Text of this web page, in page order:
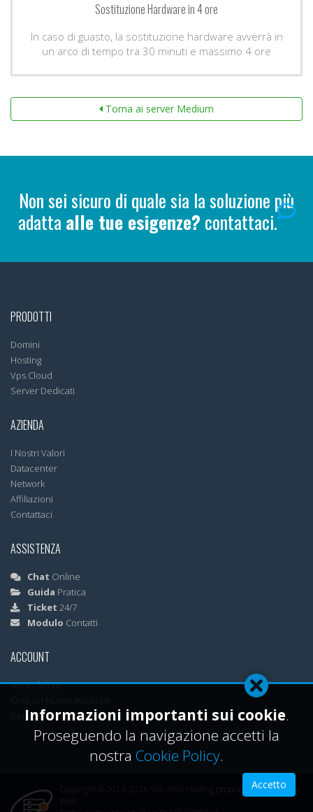
Sostituzione Hardware in 4 ore
In caso di guasto, la sostituzione hardware avverrà in
un arco di tempo tra 30 minuti e massimo 4 ore
Torna ai server Medium
Non sei sicuro di quale sia la soluzione più
adatta alle tue esigenze? contattaci.
PRODOTTI
Domini
Hosting
Vps Cloud
Server Dedicati
AZIENDA
I Nostri Valori
Datacenter
Network
Affiliazioni
Contattaci
ASSISTENZA
Chat Online
Guida Pratica
Ticket 24/7
Modulo Contatti
ACCOUNT
Area Cliente
Recupera Password
Copyright © 2013-2026 Soluzioni Hosting proprietà ML Soluzioni
Informazioni importanti sui cookie.
Proseguendo la navigazione accetti la
nostra Cookie Policy.
Accetto